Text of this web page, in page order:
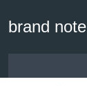
brand note